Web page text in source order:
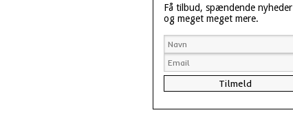
Få tilbud, spændende nyheder
og meget meget mere.